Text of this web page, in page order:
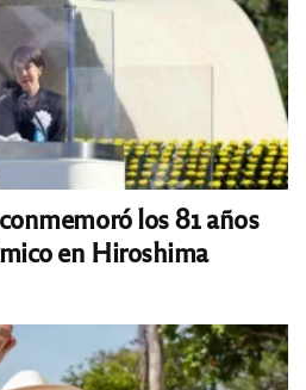
los 81 años
en Hiroshima